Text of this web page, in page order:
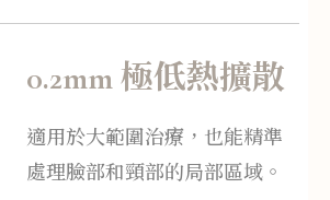
0.2mm 極低熱擴散
適用於大範圍治療，也能精準
處理臉部和頸部的局部區域。